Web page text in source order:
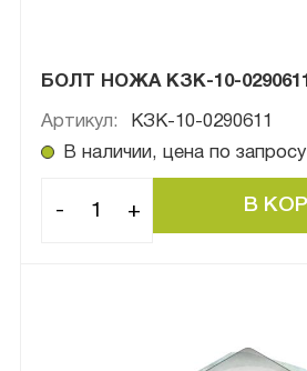
БОЛТ НОЖА КЗК-10-0290611
Артикул:
КЗК-10-0290611
В наличии, цена по запросу
- +